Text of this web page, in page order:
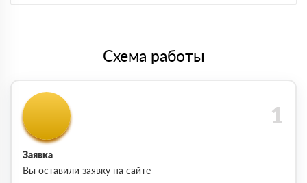
Схема работы
Заявка
Вы оставили заявку на сайте